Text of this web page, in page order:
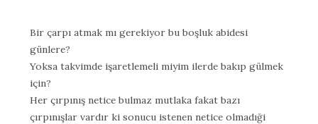
Bir çarpı atmak mı gerekiyor bu boşluk abidesi
günlere?
Yoksa takvimde işaretlemeli miyim ilerde bakıp gülmek
için?
Her çırpınış netice bulmaz mutlaka fakat bazı
çırpınışlar vardır ki sonucu istenen netice olmadıği